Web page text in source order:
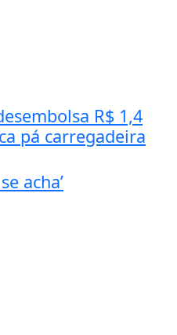
R$ 1,4
pá carregadeira
acha’